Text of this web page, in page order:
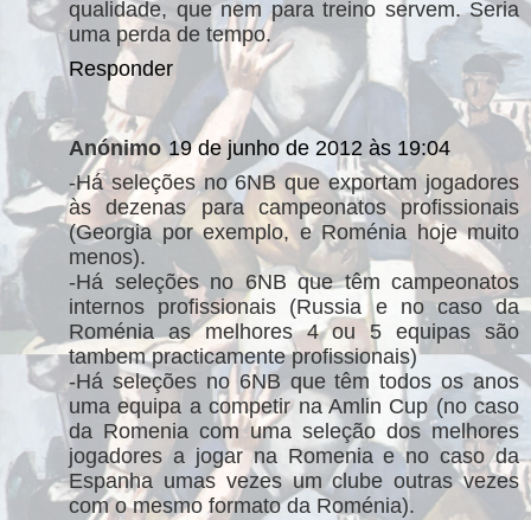
qualidade, que nem para treino servem. Seria
uma perda de tempo.
Responder
Anónimo 19 de junho de 2012 às 19:04
-Há seleções no 6NB que exportam jogadores
às dezenas para campeonatos profissionais
(Georgia por exemplo, e Roménia hoje muito
menos).
-Há seleções no 6NB que têm campeonatos
internos profissionais (Russia e no caso da
Roménia as melhores 4 ou 5 equipas são
tambem practicamente profissionais)
-Há seleções no 6NB que têm todos os anos
uma equipa a competir na Amlin Cup (no caso
da Romenia com uma seleção dos melhores
jogadores a jogar na Romenia e no caso da
Espanha umas vezes um clube outras vezes
com o mesmo formato da Roménia).